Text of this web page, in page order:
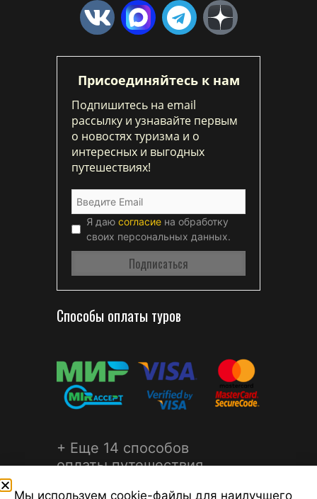
Присоединяйтесь к нам
Подпишитесь на email
рассылку и узнавайте первым
о новостях туризма и о
интересных и выгодных
путешествиях!
Я даю согласие на обработку
своих персональных данных.
Способы оплаты туров
+ Еще 14 способов
оплаты путешествия
Мы используем cookie-файлы для наилучшего